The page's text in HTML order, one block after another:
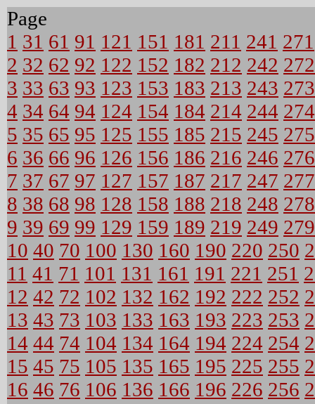
Page
1 31 61 91 121 151 181 211 241 271
2 32 62 92 122 152 182 212 242 272
3 33 63 93 123 153 183 213 243 273
4 34 64 94 124 154 184 214 244 274
5 35 65 95 125 155 185 215 245 275
6 36 66 96 126 156 186 216 246 276
7 37 67 97 127 157 187 217 247 277
8 38 68 98 128 158 188 218 248 278
9 39 69 99 129 159 189 219 249 279
10 40 70 100 130 160 190 220 250
11 41 71 101 131 161 191 221 251
12 42 72 102 132 162 192 222 252
13 43 73 103 133 163 193 223 253
14 44 74 104 134 164 194 224 254
15 45 75 105 135 165 195 225 255
16 46 76 106 136 166 196 226 256